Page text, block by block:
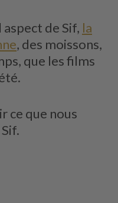
aspect de Sif, la
, des moissons,
que les films
ce que nous